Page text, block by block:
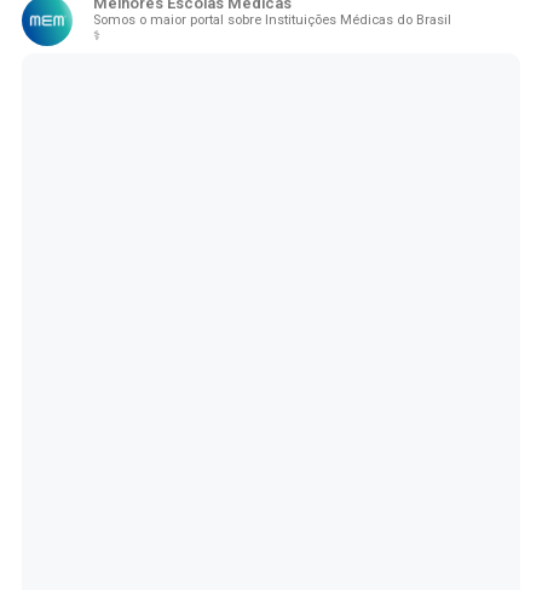
Somos o maior portal sobre Instituições Médicas do Brasil
⚕️